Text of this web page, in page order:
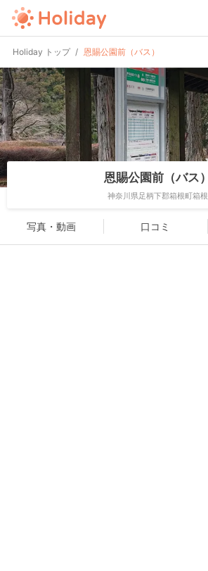
Holiday トップ 恩賜公園前（バス）
恩賜公園前（バス）
神奈川県足柄下郡箱根町箱根
写真・動画 口コミ